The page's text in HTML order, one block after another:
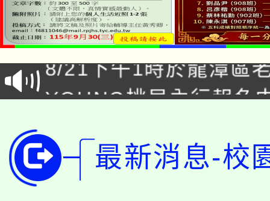
「本色祭」8/29、30在
場熱烈登場!
8/21下午1時於龍潭區
徵才活動。
YOUNG桃局內行報名
開!
115年桃園市運動會8/
田徑場及游泳池舉行。
桃園市低收入戶享有免
最新消息-校